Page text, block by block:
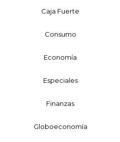
Caja Fuerte
Consumo
Economía
Especiales
Finanzas
Globoeconomía